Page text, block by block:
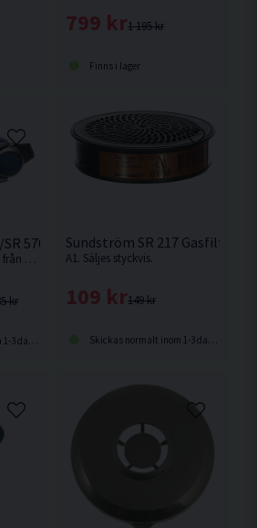
1 195 kr
799 kr
Finns i lager
SR 570 Fläktpaket
Fläktassisterande paket från Sundström.
kr
dagar
Sundström SR 217 Gasfilter
A1. Säljes styckvis.
149 kr
109 kr
Skickas normalt inom 1-3 dagar